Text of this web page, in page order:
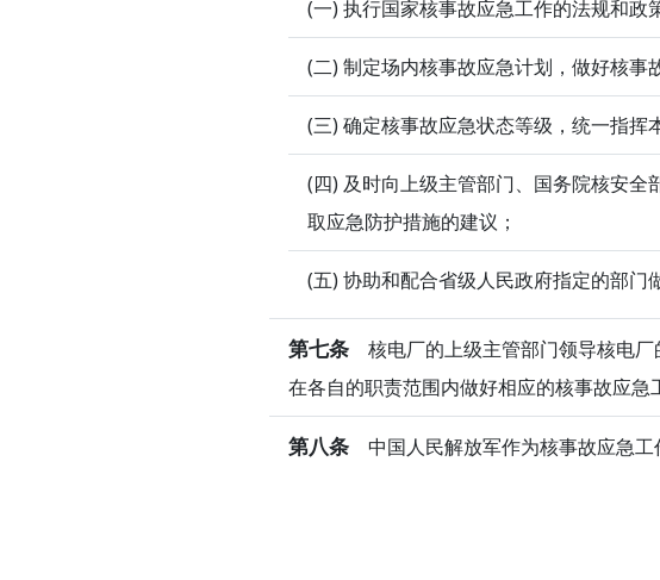
(一) 执行国家核事故应急工作的法规和政
(二) 制定场内核事故应急计划，做好核事
(三) 确定核事故应急状态等级，统一指挥
(四) 及时向上级主管部门、国务院核安
取应急防护措施的建议；
(五) 协助和配合省级人民政府指定的部门
第七条 核电厂的上级主管部门领导核电
在各自的职责范围内做好相应的核事故应急
第八条 中国人民解放军作为核事故应急工